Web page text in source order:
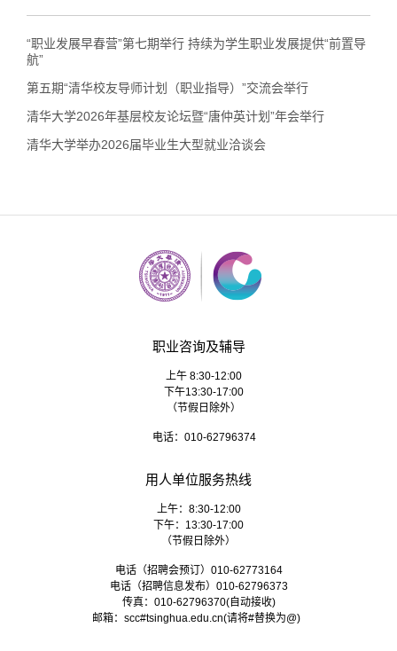
“职业发展早春营”第七期举行 持续为学生职业发展提供“前置导
航”
第五期“清华校友导师计划（职业指导）”交流会举行
清华大学2026年基层校友论坛暨“唐仲英计划”年会举行
清华大学举办2026届毕业生大型就业洽谈会
职业咨询及辅导
上午 8:30-12:00
下午13:30-17:00
（节假日除外）
电话：010-62796374
用人单位服务热线
上午：8:30-12:00
下午：13:30-17:00
（节假日除外）
电话（招聘会预订）010-62773164
电话（招聘信息发布）010-62796373
传真：010-62796370(自动接收)
邮箱： scc#tsinghua.edu.cn(请将#替换为@)